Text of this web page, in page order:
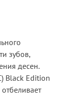
зубов,
десен.
Black Edition